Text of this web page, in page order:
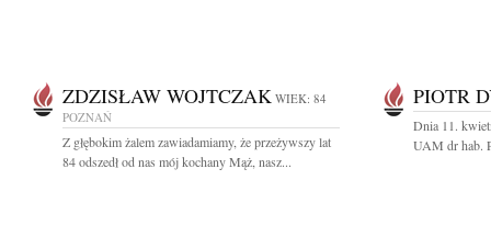
ZDZISŁAW WOJTCZAK WIEK: 84
POZNAŃ
Z głębokim żalem zawiadamiamy, że przeżywszy lat
84 odszedł od nas mój kochany Mąż, nasz...
PIOTR
Dnia 11.
UAM dr hab.